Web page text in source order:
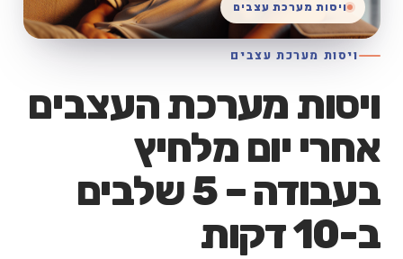
ויסות מערכת עצבים
ויסות מערכת העצבים
אחרי יום מלחיץ
בעבודה – 5 שלבים
ב-10 דקות
ויסות מערכת עצבים